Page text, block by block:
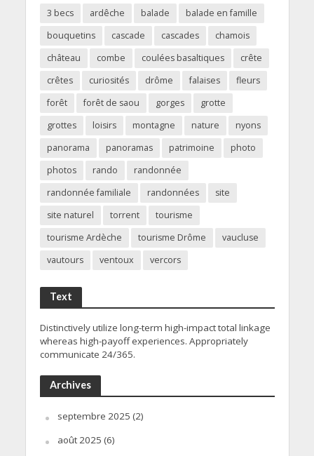
3 becs ardêche balade
balade en famille
bouquetins
cascade cascades
chamois
château
combe coulées basaltiques
crête
crêtes
curiosités drôme falaises
fleurs
forêt
forêt de saou gorges
grotte
grottes
loisirs montagne nature
nyons
panorama
panoramas patrimoine
photo
photos
rando
randonnée
randonnée familiale
randonnées
site
site naturel
torrent
tourisme
tourisme Ardèche
tourisme Drôme
vaucluse
vautours
ventoux vercors
Text
Distinctively utilize long-term high-impact total linkage
whereas high-payoff experiences. Appropriately
communicate 24/365.
Archives
septembre 2025 (2)
août 2025 (6)